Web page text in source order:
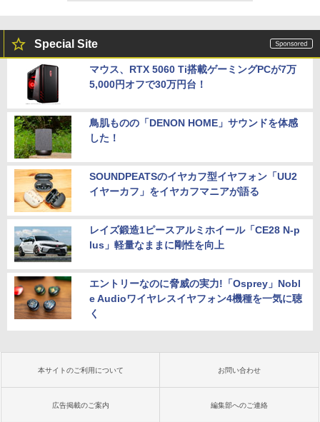
Special Site
マウス、RTX 5060 Ti搭載ゲーミングPCが7万
5,000円オフで30万円台！
鳥肌ものの「DENON HOME」サウンドを体感
した！
SOUNDPEATSのイヤカフ型イヤフォン「UU2
イヤーカフ」をイヤカフマニアが語る
レイズ鍛造1ピースアルミホイール「CE28 N-p
lus」軽量なままに剛性を向上
エントリーなのに脅威の実力!「Osprey」Nobl
e Audioワイヤレスイヤフォン4機種を一気に聴
く
本サイトのご利用について お問い合わせ
広告掲載のご案内 編集部へのご連絡